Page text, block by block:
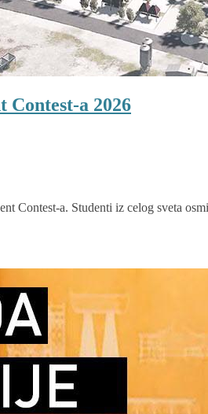
Contest-a 2026
Contest-a. Studenti iz celog sveta